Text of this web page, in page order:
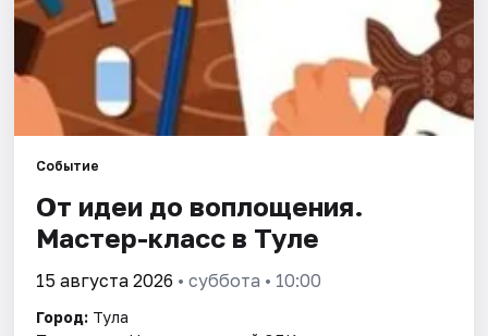
Событие
От идеи до воплощения.
Мастер-класс в Туле
15 августа 2026 • суббота • 10:00
Город: Тула